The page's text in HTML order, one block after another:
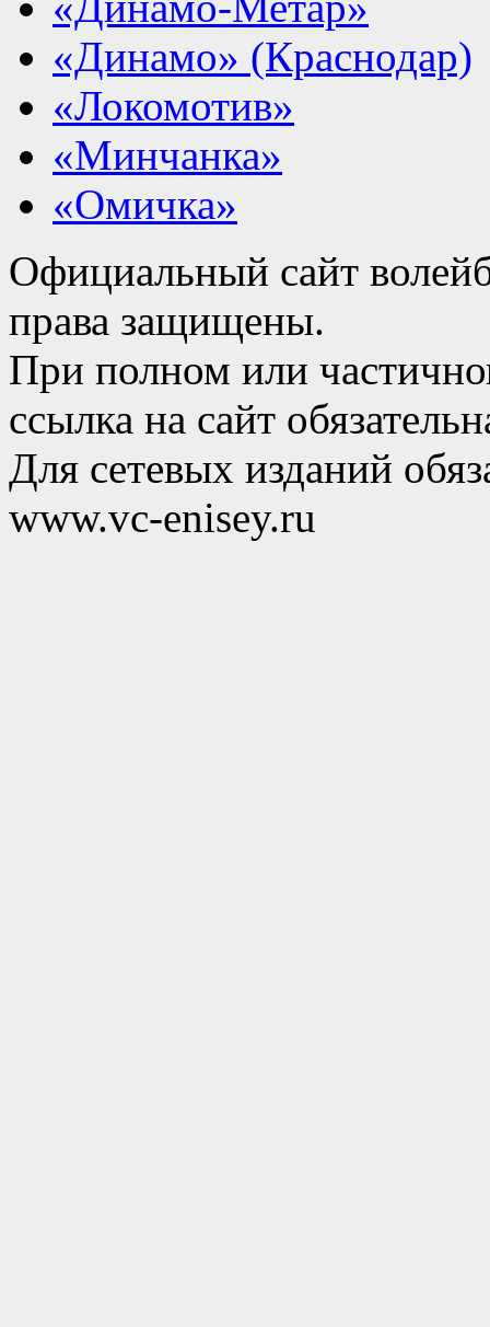
«Динамо» (Краснодар)
«Локомотив»
«Минчанка»
«Омичка»
Официальный сайт
права защищены.
При полном или
ссылка на сайт
Для сетевых изданий
www.vc-enisey.ru